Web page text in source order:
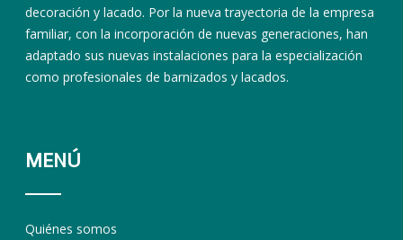
decoración y lacado. Por la nueva trayectoria de la empresa
familiar, con la incorporación de nuevas generaciones, han
adaptado sus nuevas instalaciones para la especialización
como profesionales de barnizados y lacados.
MENÚ
Quiénes somos